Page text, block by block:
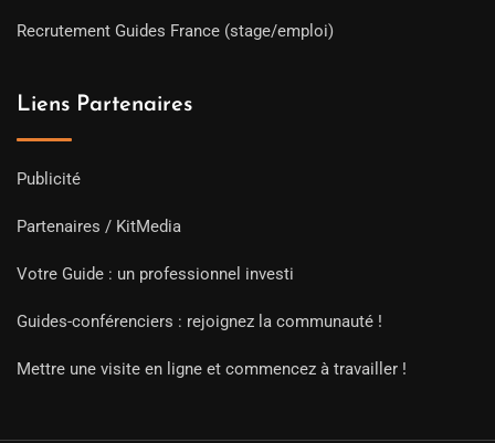
Recrutement Guides France (stage/emploi)
Liens Partenaires
Publicité
Partenaires / KitMedia
Votre Guide : un professionnel investi
Guides-conférenciers : rejoignez la communauté !
Mettre une visite en ligne et commencez à travailler !